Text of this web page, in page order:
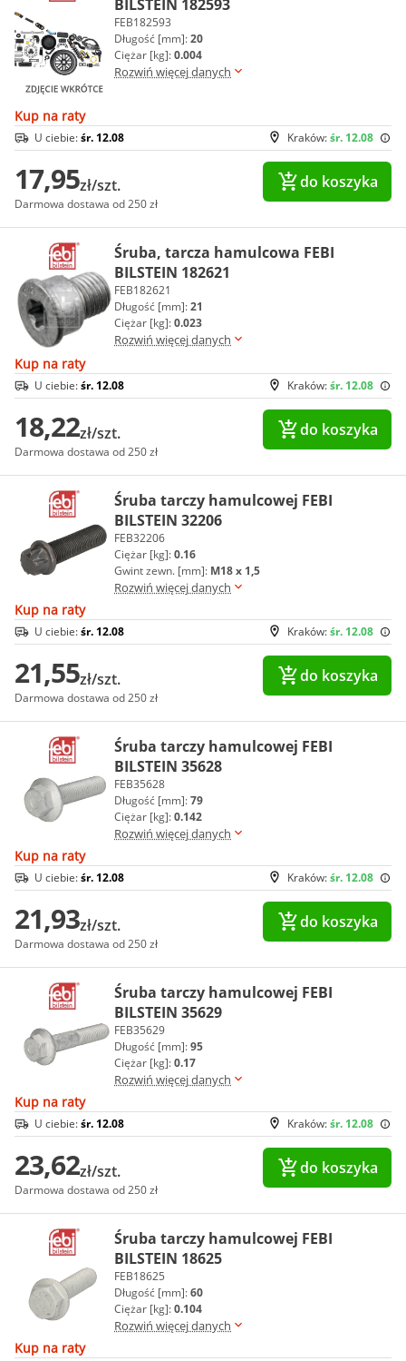
BILSTEIN 182593
FEB182593
Długość [mm]:20
Ciężar [kg]:0.004
Rozwiń więcej danych
Kup na raty
Kraków:śr. 12.08
U ciebie:śr. 12.08
17,95zł/szt.
Darmowa dostawa od 250 zł
do koszyka
Śruba, tarcza hamulcowa FEBI
BILSTEIN 182621
FEB182621
Długość [mm]:21
Ciężar [kg]:0.023
Rozwiń więcej danych
Kup na raty
Kraków:śr. 12.08
U ciebie:śr. 12.08
18,22zł/szt.
Darmowa dostawa od 250 zł
do koszyka
Śruba tarczy hamulcowej FEBI
BILSTEIN 32206
FEB32206
Ciężar [kg]:0.16
Gwint zewn. [mm]: M18 x 1,5
Rozwiń więcej danych
Kup na raty
Kraków:śr. 12.08
U ciebie:śr. 12.08
21,55zł/szt.
Darmowa dostawa od 250 zł
do koszyka
Śruba tarczy hamulcowej FEBI
BILSTEIN 35628
FEB35628
Długość [mm]:79
Ciężar [kg]:0.142
Rozwiń więcej danych
Kup na raty
Kraków:śr. 12.08
U ciebie:śr. 12.08
21,93zł/szt.
Darmowa dostawa od 250 zł
do koszyka
Śruba tarczy hamulcowej FEBI
BILSTEIN 35629
FEB35629
Długość [mm]:95
Ciężar [kg]:0.17
Rozwiń więcej danych
Kup na raty
Kraków:śr. 12.08
U ciebie:śr. 12.08
23,62zł/szt.
Darmowa dostawa od 250 zł
do koszyka
Śruba tarczy hamulcowej FEBI
BILSTEIN 18625
FEB18625
Długość [mm]:60
Ciężar [kg]:0.104
Rozwiń więcej danych
Kup na raty